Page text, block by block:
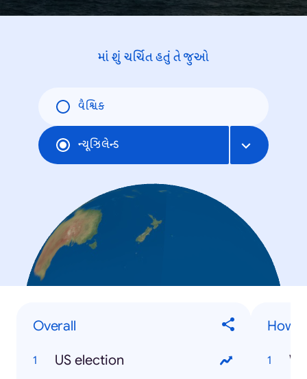
માં શું ચર્ચિત હતું તે જુઓ
વૈશ્વિક
ન્યૂઝિલેન્ડ
Overall
US election
How